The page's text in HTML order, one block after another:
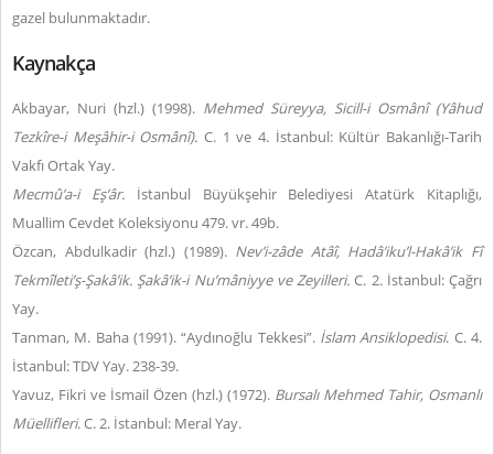
gazel bulunmaktadır.
Kaynakça
Akbayar, Nuri (hzl.) (1998). Mehmed Süreyya, Sicill-i Osmânî (Yâhud
Tezkîre-i Meşâhir-i Osmânî). C. 1 ve 4. İstanbul: Kültür Bakanlığı-Tarih
Vakfı Ortak Yay.
Mecmû’a-i Eş’âr.İstanbul Büyükşehir Belediyesi Atatürk Kitaplığı,
Muallim Cevdet Koleksiyonu 479. vr. 49b.
Özcan, Abdulkadir (hzl.) (1989). Nev’i-zâde Atâî, Hadâ’iku’l-Hakâ’ik Fî
Tekmîleti’ş-Şakâ’ik. Şakâ’ik-i Nu’mâniyye ve Zeyilleri.C. 2. İstanbul: Çağrı
Yay.
Tanman, M. Baha (1991). “Aydınoğlu Tekkesi”. İslam Ansiklopedisi. C. 4.
İstanbul: TDV Yay. 238-39.
Yavuz, Fikri ve İsmail Özen (hzl.) (1972). Bursalı Mehmed Tahir, Osmanlı
Müellifleri. C. 2. İstanbul: Meral Yay.